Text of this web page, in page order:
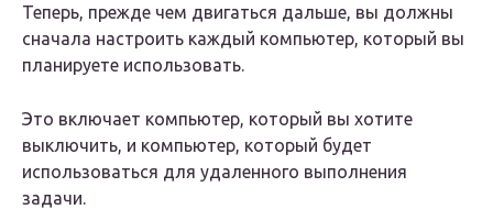
Теперь, прежде чем двигаться дальше, вы должны
сначала настроить каждый компьютер, который вы
планируете использовать.
Это включает компьютер, который вы хотите
выключить, и компьютер, который будет
использоваться для удаленного выполнения
задачи.